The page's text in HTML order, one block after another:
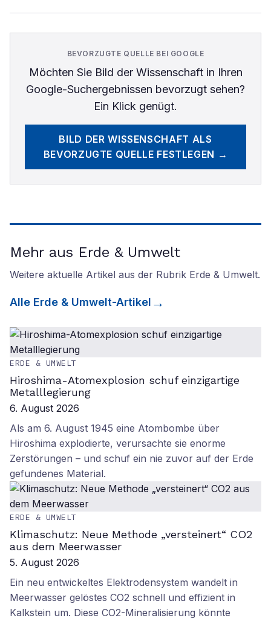
BEVORZUGTE QUELLE BEI GOOGLE
Möchten Sie Bild der Wissenschaftin Ihren
Google-Suchergebnissen bevorzugt sehen?
Ein Klick genügt.
BILD DER WISSENSCHAFT ALS
BEVORZUGTE QUELLE FESTLEGEN →
Mehr aus Erde & Umwelt
Weitere aktuelle Artikel aus der Rubrik Erde & Umwelt.
Alle Erde & Umwelt-Artikel
ERDE & UMWELT
Hiroshima-Atomexplosion schuf einzigartige
Metalllegierung
6. August 2026
Als am 6. August 1945 eine Atombombe über
Hiroshima explodierte, verursachte sie enorme
Zerstörungen – und schuf ein nie zuvor auf der Erde
gefundenes Material.
ERDE & UMWELT
Klimaschutz: Neue Methode „versteinert“ CO2
aus dem Meerwasser
5. August 2026
Ein neu entwickeltes Elektrodensystem wandelt in
Meerwasser gelöstes CO2 schnell und effizient in
Kalkstein um. Diese CO2-Mineralisierung könnte